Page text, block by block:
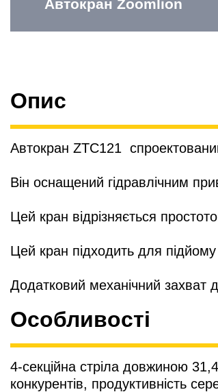
Автокран Zoomlion
Опис
Автокран ZTC121
Він оснащений гідравлічним
Цей кран відрізняється
Цей кран підходить для
Додатковий механічний захват
Особливості
4-секційна стріла довжиною
конкурентів, продуктивність